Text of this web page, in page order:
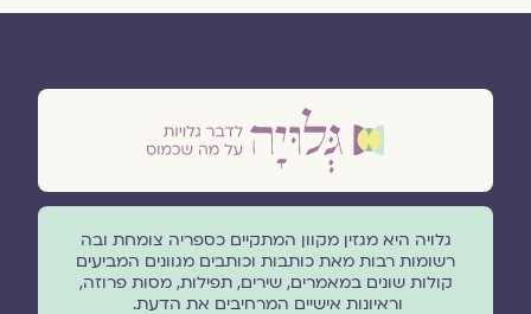
גלויה היא מגזין מקוון המתקיים כספריה צומחת ובה
רשומות רבות מאת כותבות וכותבים מגוונים המביעים
קולות שונים במאמרים, שירים, תפילות, מסות פרוזה,
וראיונות אישיים המרחיבים את הדעת.